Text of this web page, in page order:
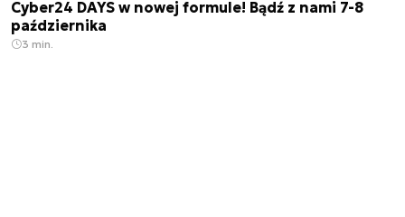
Cyber24 DAYS w nowej formule! Bądź z nami 7-8
października
3 min.